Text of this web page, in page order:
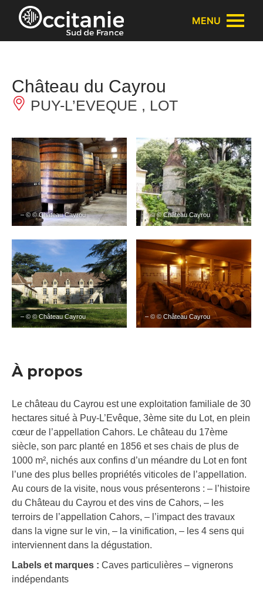
Panneau de gestion des cookies
MENU
Château du Cayrou
PUY-L’EVEQUE , LOT
– © © Château Cayrou – © © Château Cayrou
– © © Château Cayrou – © © Château Cayrou
À propos
Le château du Cayrou est une exploitation familiale de 30
hectares situé à Puy-L’Evêque, 3ème site du Lot, en plein
cœur de l’appellation Cahors. Le château du 17ème
siècle, son parc planté en 1856 et ses chais de plus de
1000 m², nichés aux confins d’un méandre du Lot en font
l’une des plus belles propriétés viticoles de l’appellation.
Au cours de la visite, nous vous présenterons : – l’histoire
du Château du Cayrou et des vins de Cahors, – les
terroirs de l’appellation Cahors, – l’impact des travaux
dans la vigne sur le vin, – la vinification, – les 4 sens qui
interviennent dans la dégustation.
Labels et marques : Caves particulières – vignerons
indépendants